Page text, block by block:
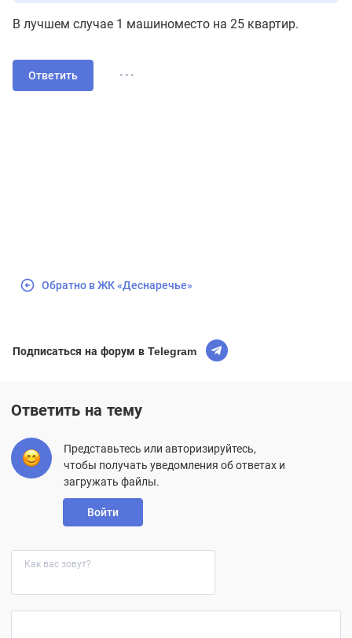
В лучшем случае 1 машиноместо на 25 квартир.
Ответить ...
Обратно в ЖК «Деснаречье»
Подписаться на форум в Telegram
Ответить на тему
Представьтесь или авторизируйтесь,
чтобы получать уведомления об ответах и
загружать файлы.
Войти
Как вас зовут?